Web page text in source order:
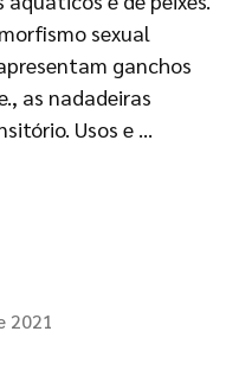
sexual
ganchos
as nadadeiras
Usos e …
2021